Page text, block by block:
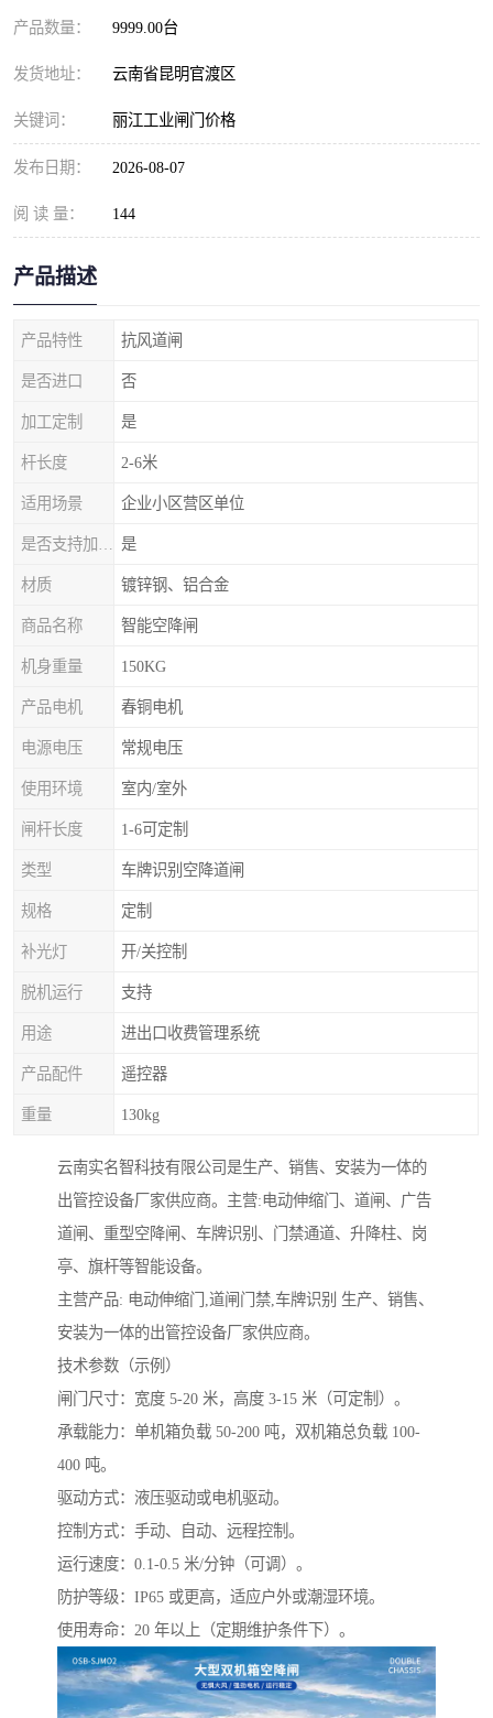
产品数量： 9999.00台
发货地址： 云南省昆明官渡区
关键词： 丽江工业闸门价格
发布日期： 2026-08-07
阅 读 量： 144
产品描述
产品特性 抗风道闸
是否进口 否
加工定制 是
杆长度 2-6米
适用场景 企业小区营区单位
是
材质 镀锌钢、铝合金
商品名称 智能空降闸
机身重量 150KG
产品电机 春铜电机
电源电压 常规电压
使用环境 室内/室外
闸杆长度 1-6可定制
类型 车牌识别空降道闸
规格 定制
补光灯 开/关控制
脱机运行 支持
用途 进出口收费管理系统
产品配件 遥控器
重量 130kg
云南实名智科技有限公司是生产、销售、安装为一体的
出管控设备厂家供应商。主营:电动伸缩门、道闸、广告
道闸、重型空降闸、车牌识别、门禁通道、升降柱、岗
亭、旗杆等智能设备。
主营产品: 电动伸缩门,道闸门禁,车牌识别 生产、销售、
安装为一体的出管控设备厂家供应商。
技术参数（示例）
闸门尺寸：宽度 5-20 米，高度 3-15 米（可定制）。
承载能力：单机箱负载 50-200 吨，双机箱总负载 100-
400 吨。
驱动方式：液压驱动或电机驱动。
控制方式：手动、自动、远程控制。
运行速度：0.1-0.5 米/分钟（可调）。
防护等级：IP65 或更高，适应户外或潮湿环境。
使用寿命：20 年以上（定期维护条件下）。